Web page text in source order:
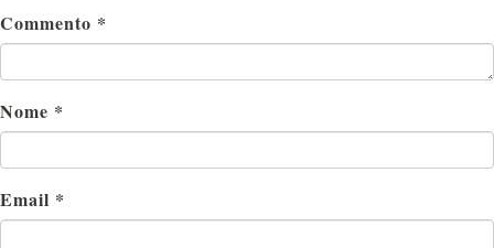
Commento *
Nome *
Email *